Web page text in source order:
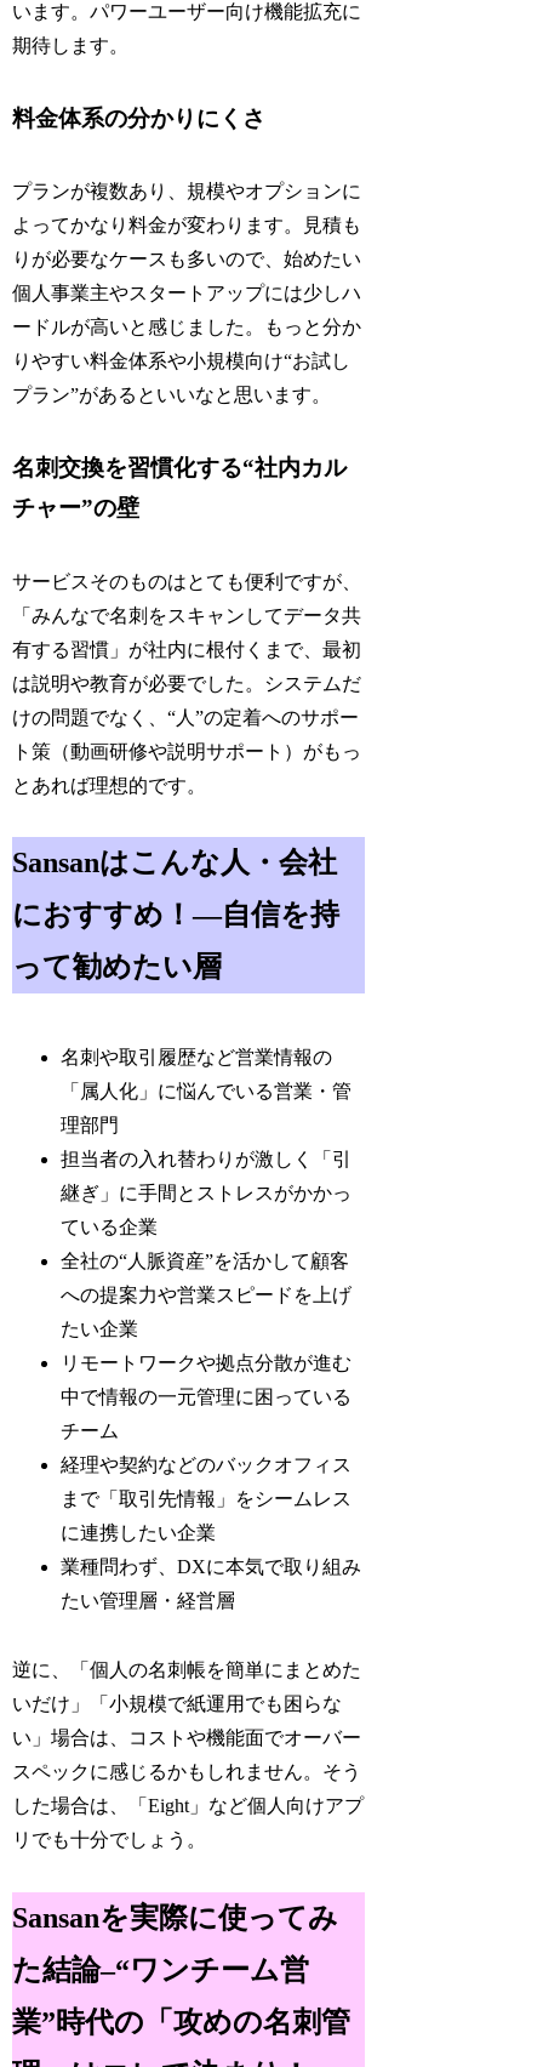
います。パワーユーザー向け機能拡充に
期待します。
料金体系の分かりにくさ
プランが複数あり、規模やオプションに
よってかなり料金が変わります。見積も
りが必要なケースも多いので、始めたい
個人事業主やスタートアップには少しハ
ードルが高いと感じました。もっと分か
りやすい料金体系や小規模向け“お試し
プラン”があるといいなと思います。
名刺交換を習慣化する“社内カル
チャー”の壁
サービスそのものはとても便利ですが、
「みんなで名刺をスキャンしてデータ共
有する習慣」が社内に根付くまで、最初
は説明や教育が必要でした。システムだ
けの問題でなく、“人”の定着へのサポー
ト策（動画研修や説明サポート）がもっ
とあれば理想的です。
Sansanはこんな人・会社
におすすめ！―自信を持
って勧めたい層
名刺や取引履歴など営業情報の
「属人化」に悩んでいる営業・管
理部門
担当者の入れ替わりが激しく「引
継ぎ」に手間とストレスがかかっ
ている企業
全社の“人脈資産”を活かして顧客
への提案力や営業スピードを上げ
たい企業
リモートワークや拠点分散が進む
中で情報の一元管理に困っている
チーム
経理や契約などのバックオフィス
まで「取引先情報」をシームレス
に連携したい企業
業種問わず、DXに本気で取り組み
たい管理層・経営層
逆に、「個人の名刺帳を簡単にまとめた
いだけ」「小規模で紙運用でも困らな
い」場合は、コストや機能面でオーバー
スペックに感じるかもしれません。そう
した場合は、「Eight」など個人向けアプ
リでも十分でしょう。
Sansanを実際に使ってみ
た結論–“ワンチーム営
業”時代の「攻めの名刺管